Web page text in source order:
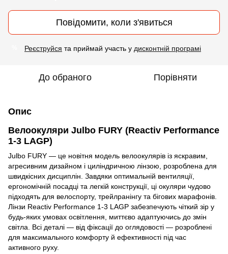
Повідомити, коли з'явиться
Реєструйся та приймай участь у дисконтній програмі
До обраного Порівняти
Опис
Велоокуляри Julbo FURY (Reactiv Performance
1-3 LAGP)
Julbo FURY — це новітня модель велоокулярів із яскравим,
агресивним дизайном і циліндричною лінзою, розроблена для
швидкісних дисциплін. Завдяки оптимальній вентиляції,
ергономічній посадці та легкій конструкції, ці окуляри чудово
підходять для велоспорту, трейлранінгу та бігових марафонів.
Лінзи Reactiv Performance 1-3 LAGP забезпечують чіткий зір у
будь-яких умовах освітлення, миттєво адаптуючись до змін
світла. Всі деталі — від фіксації до оглядовості — розроблені
для максимального комфорту й ефективності під час
активного руху.